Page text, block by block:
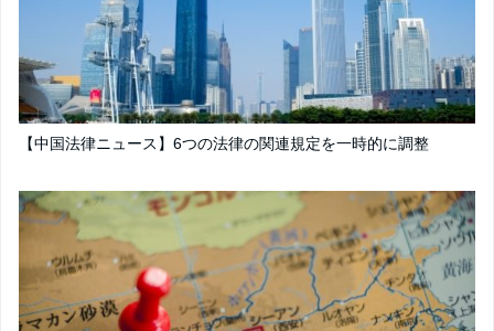
【中国法律ニュース】6つの法律の関連規定を一時的に調整